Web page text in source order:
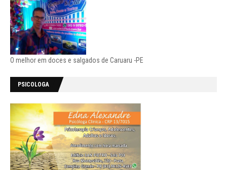
O melhor em doces e salgados de Caruaru -PE
PSICOLOGA